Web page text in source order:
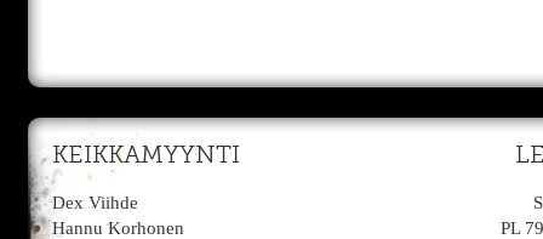
KEIKKAMYYNTI
Dex Viihde
Hannu Korhonen
PL